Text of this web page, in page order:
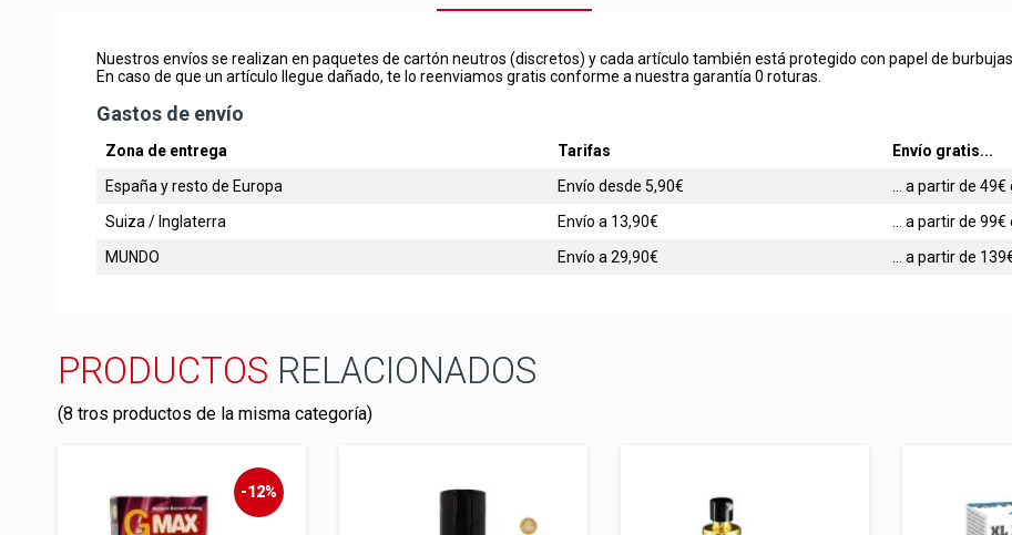
Nuestros envíos se realizan en paquetes de cartón neutros (discretos) y cada artículo también está protegido con papel de burbujas.
En caso de que un artículo llegue dañado, te lo reenviamos gratis conforme a nuestra garantía 0 roturas.
Gastos de envío
Zona de entrega Tarifas
Envío gratis...
España y resto de Europa
Envío desde 5,90€
... a partir de
Suiza / Inglaterra
Envío a 13,90€
... a partir de
MUNDO
Envío a 29,90€ ... a partir de
PRODUCTOS RELACIONADOS
(8 tros productos de la misma categoría)
-12%